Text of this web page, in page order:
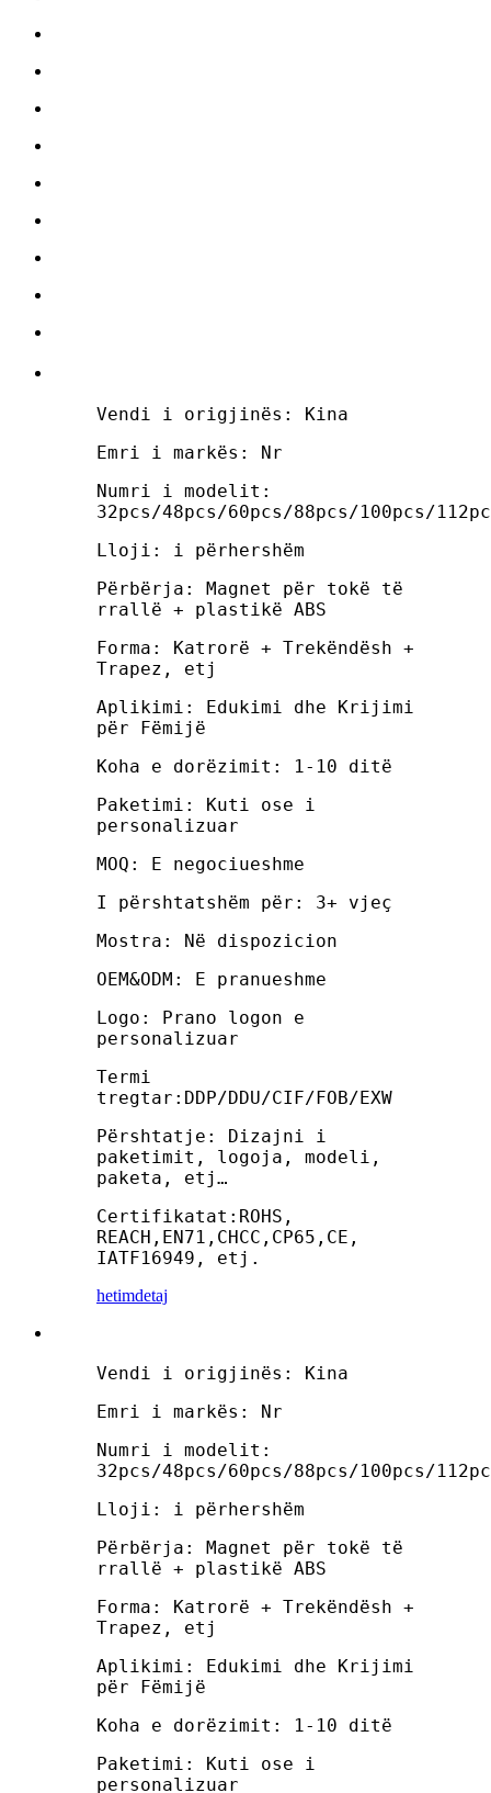
Vendi i origjinës: Kina
Emri i markës: Nr
Numri i modelit:
32pcs/48pcs/60pcs/88pcs/100pcs/
Lloji: i përhershëm
Përbërja: Magnet për tokë të
rrallë + plastikë ABS
Forma: Katrorë + Trekëndësh +
Trapez, etj
Aplikimi: Edukimi dhe Krijimi
për Fëmijë
Koha e dorëzimit: 1-10 ditë
Paketimi: Kuti ose i
personalizuar
MOQ: E negociueshme
I përshtatshëm për: 3+ vjeç
Mostra: Në dispozicion
OEM&ODM: E pranueshme
Logo: Prano logon e
personalizuar
Termi
tregtar:DDP/DDU/CIF/FOB/EXW
Përshtatje: Dizajni i
paketimit, logoja, modeli,
paketa, etj…
Certifikatat:ROHS,
REACH,EN71,CHCC,CP65,CE,
IATF16949, etj.
hetimdetaj
Vendi i origjinës: Kina
Emri i markës: Nr
Numri i modelit:
32pcs/48pcs/60pcs/88pcs/100pcs/
Lloji: i përhershëm
Përbërja: Magnet për tokë të
rrallë + plastikë ABS
Forma: Katrorë + Trekëndësh +
Trapez, etj
Aplikimi: Edukimi dhe Krijimi
për Fëmijë
Koha e dorëzimit: 1-10 ditë
Paketimi: Kuti ose i
personalizuar